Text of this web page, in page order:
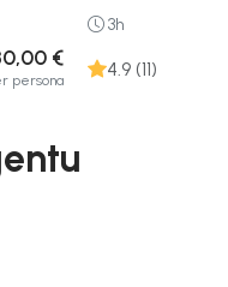
€
persona
3h
4.9 (11)